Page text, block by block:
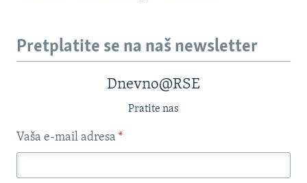
Pretplatite se na naš newsletter
Dnevno@RSE
Pratite nas
Vaša e-mail adresa *